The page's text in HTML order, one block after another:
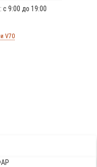
с 9:00 до 19:00
V70